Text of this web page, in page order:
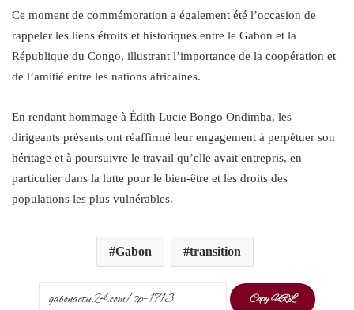
Ce moment de commémoration a également été l’occasion de
rappeler les liens étroits et historiques entre le Gabon et la
République du Congo, illustrant l’importance de la coopération et
de l’amitié entre les nations africaines.
En rendant hommage à Édith Lucie Bongo Ondimba, les
dirigeants présents ont réaffirmé leur engagement à perpétuer son
héritage et à poursuivre le travail qu’elle avait entrepris, en
particulier dans la lutte pour le bien-être et les droits des
populations les plus vulnérables.
Gabon transition
Copy URL